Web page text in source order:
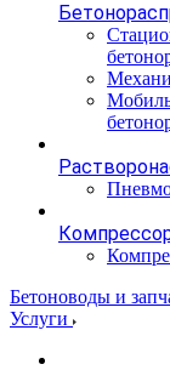
Бетоноводы и
Услуги